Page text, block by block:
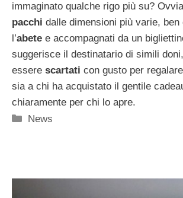
immaginato qualche rigo più su?
pacchi dalle dimensioni più varie,
l’abete e accompagnati da un
suggerisce il destinatario di simili
essere scartati con gusto per
sia a chi ha acquistato il gentile
chiaramente per chi lo apre.
Categorie
News